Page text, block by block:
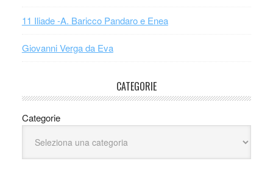
11 Iliade -A. Baricco Pandaro e Enea
Giovanni Verga da Eva
CATEGORIE
Categorie